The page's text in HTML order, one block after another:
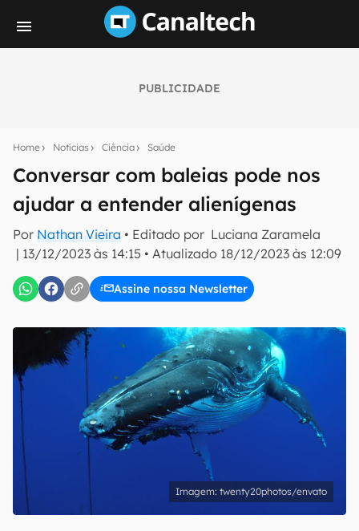
PUBLICIDADE
Home Notícias Ciência Saúde
Conversar com baleias pode nos
ajudar a entender alienígenas
Por Nathan Vieira • Editado por Luciana Zaramela
| 13/12/2023 às 14:15 • Atualizado 18/12/2023 às 12:09
Assine nossa Newsletter
notícias e reviews sobre tecnologia em primeira
E-mail
Uso e Política de Privacidade do Canaltech.
twenty20photos/envato